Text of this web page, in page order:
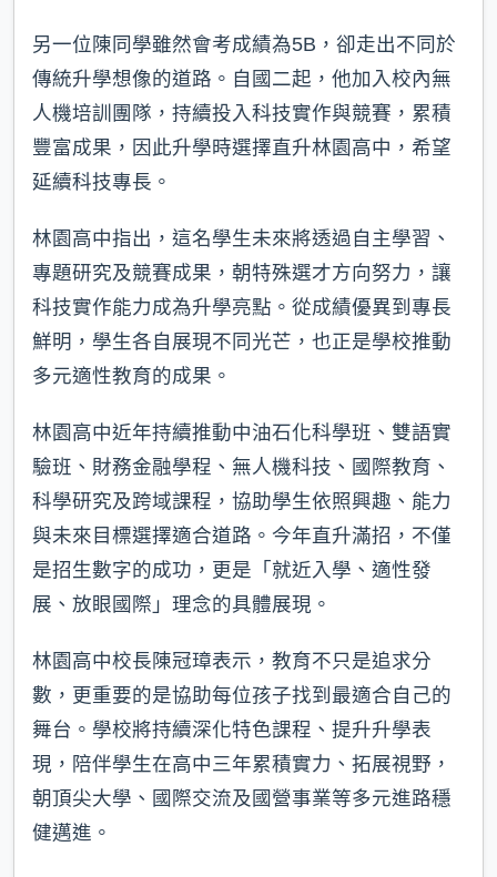
另一位陳同學雖然會考成績為5B，卻走出不同於
傳統升學想像的道路。自國二起，他加入校內無
人機培訓團隊，持續投入科技實作與競賽，累積
豐富成果，因此升學時選擇直升林園高中，希望
延續科技專長。
林園高中指出，這名學生未來將透過自主學習、
專題研究及競賽成果，朝特殊選才方向努力，讓
科技實作能力成為升學亮點。從成績優異到專長
鮮明，學生各自展現不同光芒，也正是學校推動
多元適性教育的成果。
林園高中近年持續推動中油石化科學班、雙語實
驗班、財務金融學程、無人機科技、國際教育、
科學研究及跨域課程，協助學生依照興趣、能力
與未來目標選擇適合道路。今年直升滿招，不僅
是招生數字的成功，更是「就近入學、適性發
展、放眼國際」理念的具體展現。
林園高中校長陳冠璋表示，教育不只是追求分
數，更重要的是協助每位孩子找到最適合自己的
舞台。學校將持續深化特色課程、提升升學表
現，陪伴學生在高中三年累積實力、拓展視野，
朝頂尖大學、國際交流及國營事業等多元進路穩
健邁進。